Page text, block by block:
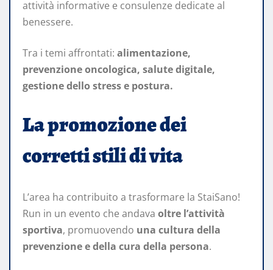
attività informative e consulenze dedicate al
benessere.
Tra i temi affrontati: alimentazione,
prevenzione oncologica, salute digitale,
gestione dello stress e postura.
La promozione dei
corretti stili di vita
L’area ha contribuito a trasformare la StaiSano!
Run in un evento che andava oltre l’attività
sportiva, promuovendo una cultura della
prevenzione e della cura della persona.